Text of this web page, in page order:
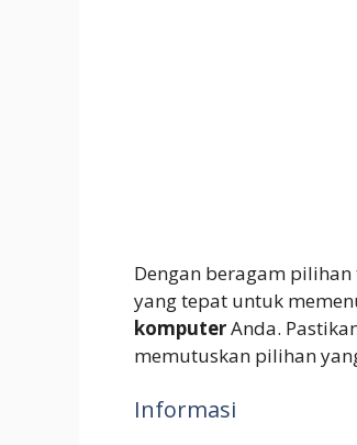
Dengan beragam
yang tepat untuk
komputerAnda.
memutuskan pilihan
Informasi